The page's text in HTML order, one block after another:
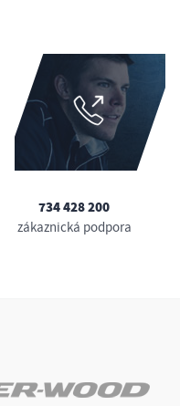
734 428 200
zákaznická podpora